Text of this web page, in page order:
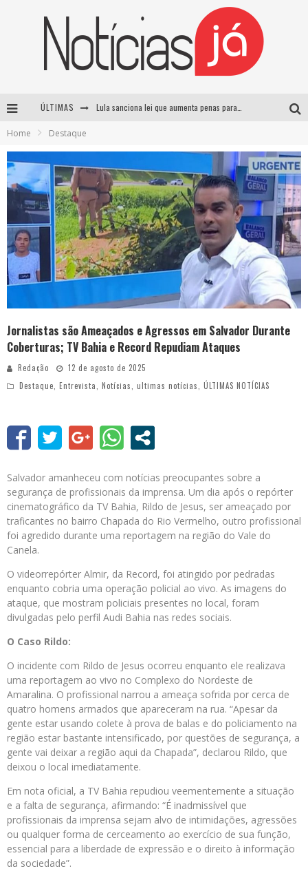
ÚLTIMAS
Operação prende dois suspeitos e cumpre mandados contra organização criminosa em Cajazeiras
Casamento de Davi Brito e Emilly Araújo está marcado para setembro e deve custar cerca de R$ 2 milhões
Home Destaque
Jornalistas são Ameaçados e Agressos em Salvador Durante
Coberturas; TV Bahia e Record Repudiam Ataques
Redação
12 de agosto de 2025
Destaque, Entrevista, Notícias, ultimas notícias, ÚLTIMAS NOTÍCIAS
Salvador amanheceu com notícias preocupantes sobre a
segurança de profissionais da imprensa. Um dia após o repórter
cinematográfico da TV Bahia, Rildo de Jesus, ser ameaçado por
traficantes no bairro Chapada do Rio Vermelho, outro profissional
foi agredido durante uma reportagem na região do Vale do
Canela.
O videorrepórter Almir, da Record, foi atingido por pedradas
enquanto cobria uma operação policial ao vivo. As imagens do
ataque, que mostram policiais presentes no local, foram
divulgadas pelo perfil Audi Bahia nas redes sociais.
O Caso Rildo:
O incidente com Rildo de Jesus ocorreu enquanto ele realizava
uma reportagem ao vivo no Complexo do Nordeste de
Amaralina. O profissional narrou a ameaça sofrida por cerca de
quatro homens armados que apareceram na rua. “Apesar da
gente estar usando colete à prova de balas e do policiamento na
região estar bastante intensificado, por questões de segurança, a
gente vai deixar a região aqui da Chapada”, declarou Rildo, que
deixou o local imediatamente.
Em nota oficial, a TV Bahia repudiou veementemente a situação
e a falta de segurança, afirmando: “É inadmissível que
profissionais da imprensa sejam alvo de intimidações, agressões
ou qualquer forma de cerceamento ao exercício de sua função,
essencial para a liberdade de expressão e o direito à informação
da sociedade”.